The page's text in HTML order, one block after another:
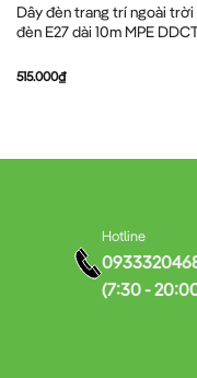
Dây đèn trang trí ngoài trời
đèn E27 dài 10m MPE
515.000₫
Hotline
(7:30 -